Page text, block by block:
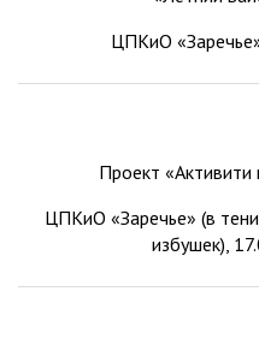
ЦПКиО
Проект «Активити
ЦПКиО «Заречье» (в
избушек),